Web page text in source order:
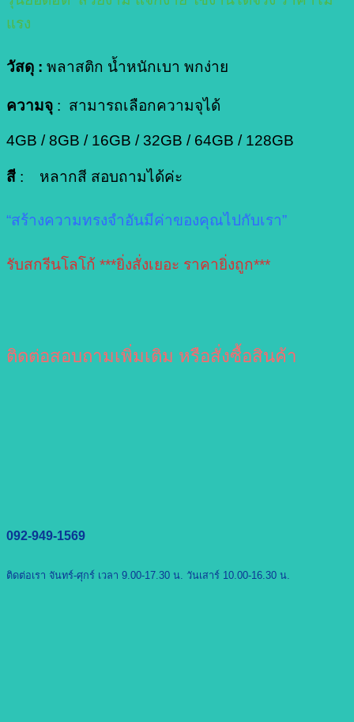
แรง
วัสดุ : พลาสติก น้ำหนักเบา พกง่าย
ความจุ : สามารถเลือกความจุได้
4GB / 8GB / 16GB / 32GB / 64GB / 128GB
สี : หลากสี สอบถามได้ค่ะ
“สร้างความทรงจำอันมีค่าของคุณไปกับเรา”
รับสกรีนโลโก้ ***ยิ่งสั่งเยอะ ราคายิ่งถูก***
ติดต่อสอบถามเพิ่มเติม หรือสั่งซื้อสินค้า
092-949-1569
ติดต่อเรา จันทร์-ศุกร์ เวลา 9.00-17.30 น. วันเสาร์ 10.00-16.30 น.